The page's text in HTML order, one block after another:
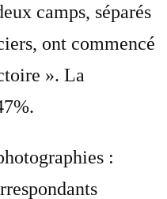
camps, séparés
ont commencé
». La
: